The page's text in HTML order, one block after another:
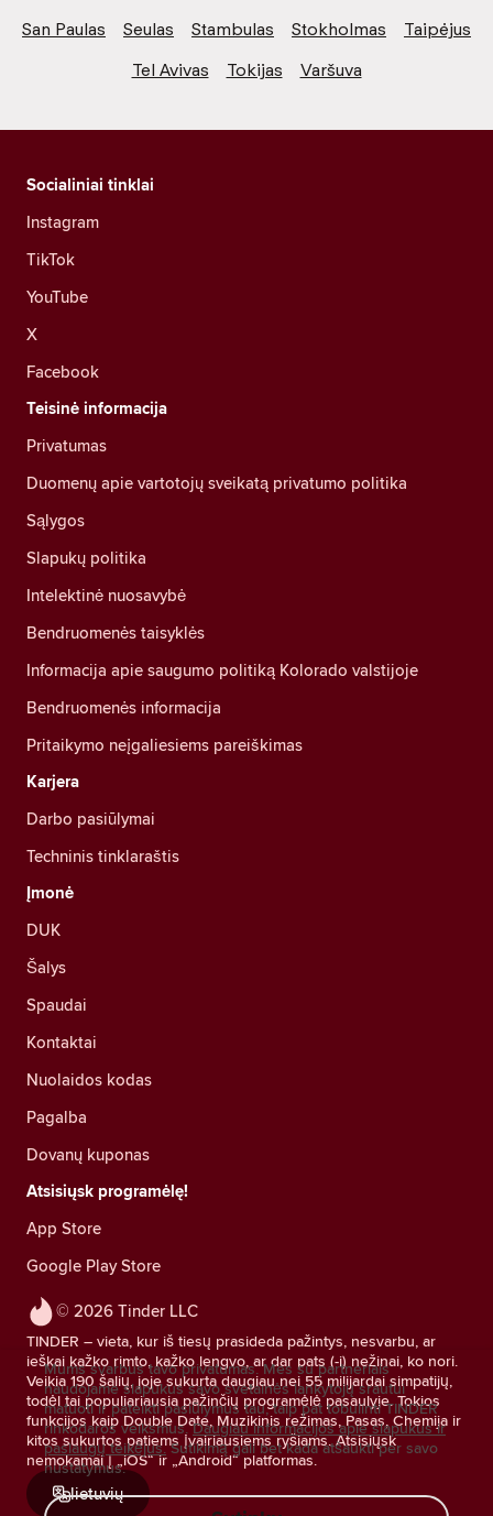
San Paulas
Seulas Stambulas Stokholmas
Taipėjus
Tel Avivas
Tokijas Varšuva
© 2026 Tinder LLC
TINDER – vieta, kur iš tiesų prasideda pažintys, nesvarbu, ar
ieškai kažko rimto, kažko lengvo, ar dar pats (-i) nežinai, ko nori.
Veikia 190 šalių, joje sukurta daugiau nei 55 milijardai simpatijų,
todėl tai populiariausia pažinčių programėlė pasaulyje. Tokios
funkcijos kaip Double Date, Muzikinis režimas, Pasas, Chemija ir
kitos sukurtos patiems įvairiausiems ryšiams. Atsisiųsk
nemokamai į „iOS“ ir „Android“ platformas.
lietuvių
Socialiniai tinklai
Instagram
TikTok
YouTube
X
Facebook
Teisinė informacija
Privatumas
Duomenų apie vartotojų sveikatą privatumo politika
Sąlygos
Slapukų politika
Intelektinė nuosavybė
Bendruomenės taisyklės
Informacija apie saugumo politiką Kolorado valstijoje
Bendruomenės informacija
Pritaikymo neįgaliesiems pareiškimas
Karjera
Darbo pasiūlymai
Techninis tinklaraštis
Įmonė
DUK
Šalys
Spaudai
Kontaktai
Nuolaidos kodas
Pagalba
Dovanų kuponas
Atsisiųsk programėlę!
App Store
Google Play Store
Mums svarbus tavo privatumas. Mes su partneriais
naudojame slapukus savo svetainės lankytojų srautui
matuoti ir pateikti pasiūlymus tau, taip pat tobulinti TINDER
rinkodaros veiksmus. Daugiau informacijos apie slapukus ir
paslaugų teikėjus. Sutikimą gali bet kada atšaukti per savo
nustatymus.